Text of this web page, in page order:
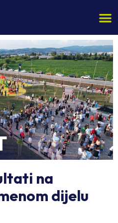
na
dijelu